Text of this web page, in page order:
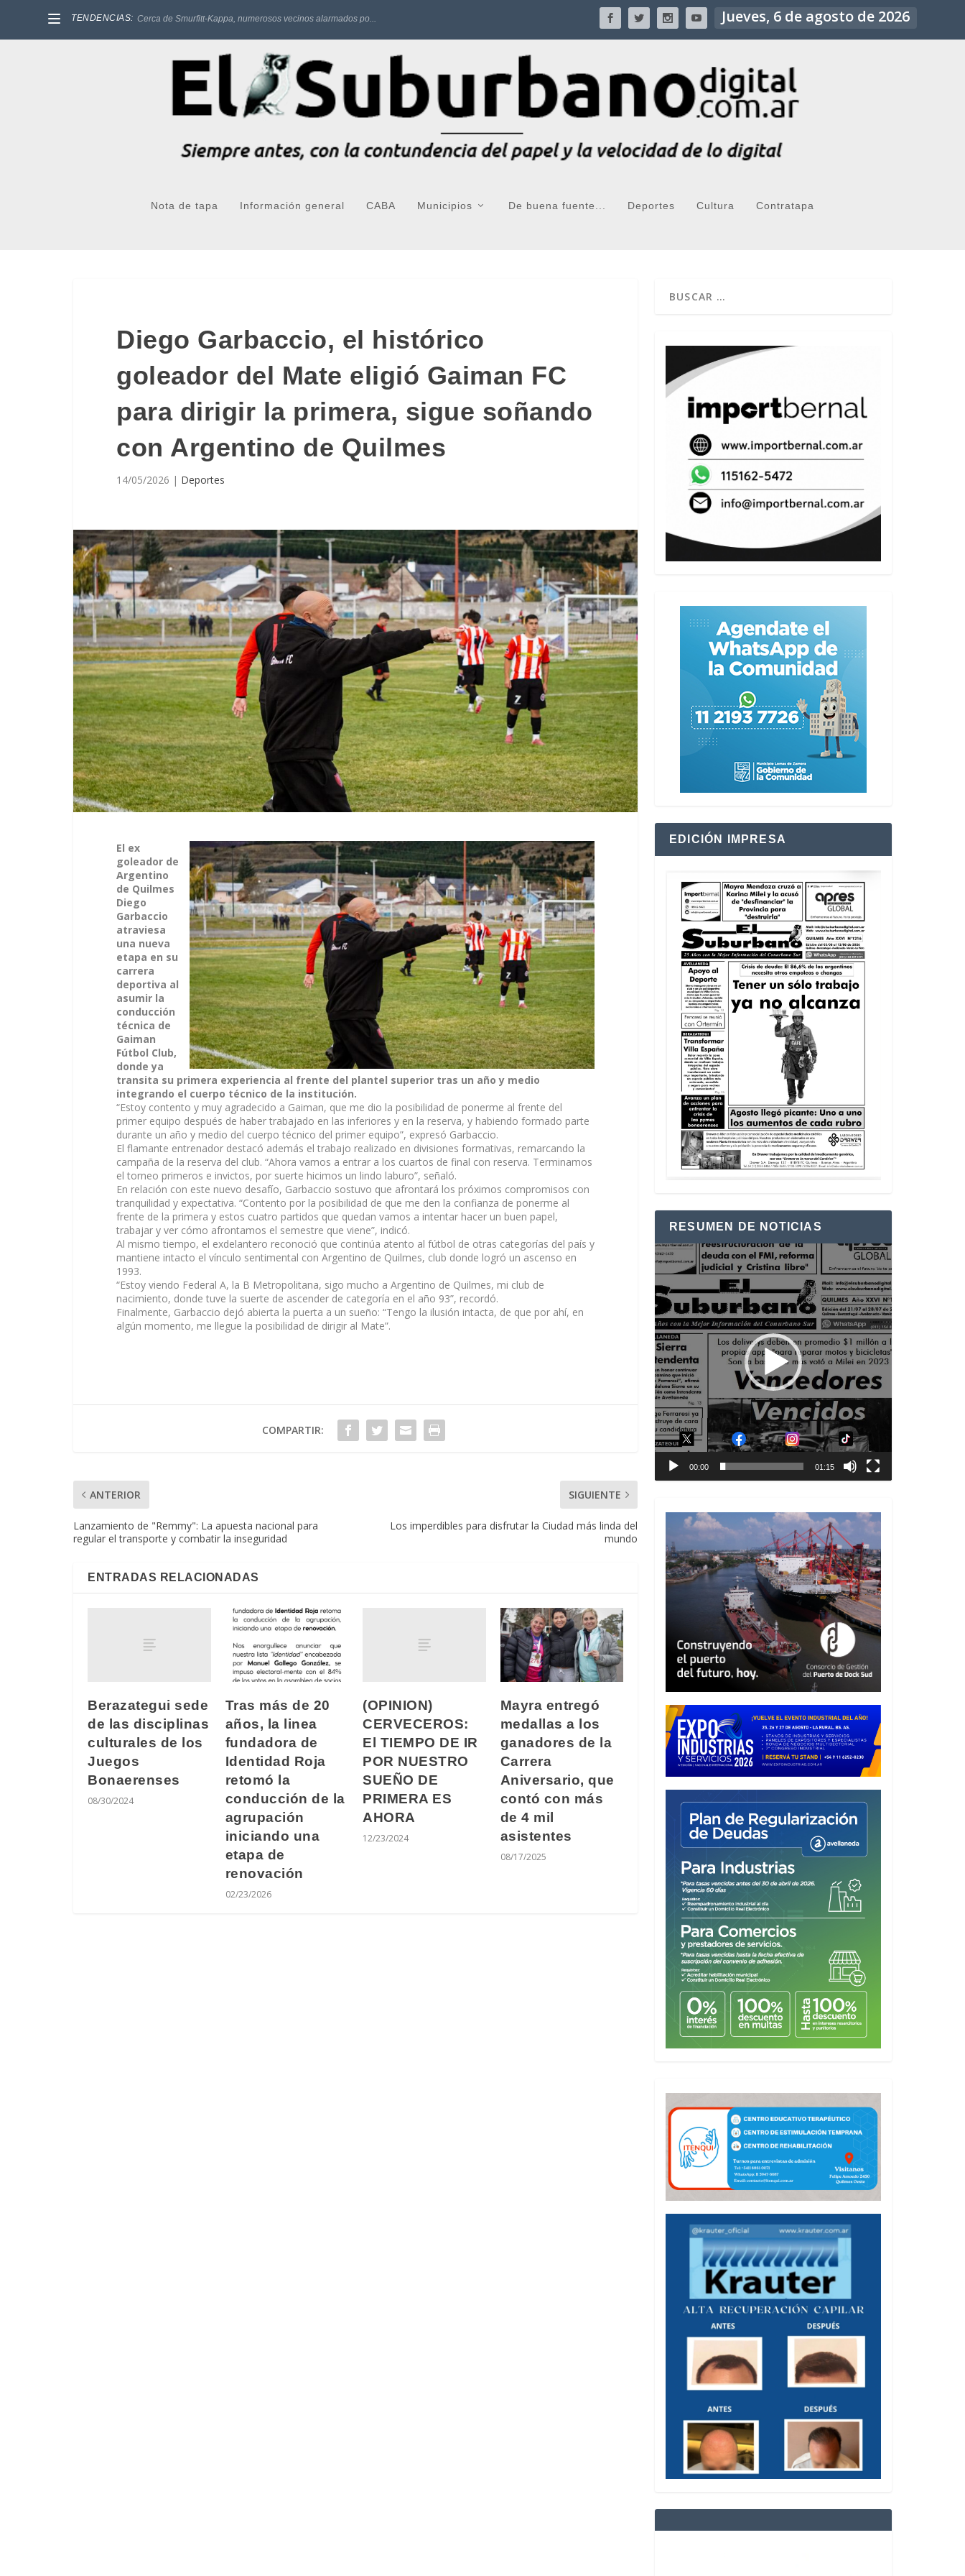
TENDENCIAS: Cerca de Smurfitt-Kappa, numerosos vecinos alarmados po... Jueves, 6 de agosto de 2026
Nota de tapa Información general CABA Municipios De buena fuente... Deportes Cultura Contratapa
Diego Garbaccio, el histórico
goleador del Mate eligió Gaiman FC
para dirigir la primera, sigue soñando
con Argentino de Quilmes
14/05/2026 | Deportes
El ex
goleador de
Argentino
de Quilmes
Diego
Garbaccio
atraviesa
una nueva
etapa en su
carrera
deportiva al
asumir la
conducción
técnica de
Gaiman
Fútbol Club,
donde ya
transita su primera experiencia al frente del plantel superior tras un año y medio
integrando el cuerpo técnico de la institución.
“Estoy contento y muy agradecido a Gaiman, que me dio la posibilidad de ponerme al frente del
primer equipo después de haber trabajado en las inferiores y en la reserva, y habiendo formado parte
durante un año y medio del cuerpo técnico del primer equipo”, expresó Garbaccio.
El flamante entrenador destacó además el trabajo realizado en divisiones formativas, remarcando la
campaña de la reserva del club. “Ahora vamos a entrar a los cuartos de final con reserva. Terminamos
el torneo primeros e invictos, por suerte hicimos un lindo laburo”, señaló.
En relación con este nuevo desafío, Garbaccio sostuvo que afrontará los próximos compromisos con
tranquilidad y expectativa. “Contento por la posibilidad de que me den la confianza de ponerme al
frente de la primera y estos cuatro partidos que quedan vamos a intentar hacer un buen papel,
trabajar y ver cómo afrontamos el semestre que viene”, indicó.
Al mismo tiempo, el exdelantero reconoció que continúa atento al fútbol de otras categorías del país y
mantiene intacto el vínculo sentimental con Argentino de Quilmes, club donde logró un ascenso en
1993.
“Estoy viendo Federal A, la B Metropolitana, sigo mucho a Argentino de Quilmes, mi club de
nacimiento, donde tuve la suerte de ascender de categoría en el año 93”, recordó.
Finalmente, Garbaccio dejó abierta la puerta a un sueño: “Tengo la ilusión intacta, de que por ahí, en
algún momento, me llegue la posibilidad de dirigir al Mate”.
COMPARTIR:
ANTERIOR
Lanzamiento de "Remmy": La apuesta nacional para
regular el transporte y combatir la inseguridad
SIGUIENTE
Los imperdibles para disfrutar la Ciudad más linda del
mundo
ENTRADAS RELACIONADAS
Berazategui sede
de las disciplinas
culturales de los
Juegos
Bonaerenses
08/30/2024
Tras más de 20
años, la linea
fundadora de
Identidad Roja
retomó la
conducción de la
agrupación
iniciando una
etapa de
renovación
02/23/2026
(OPINION)
CERVECEROS:
El TIEMPO DE IR
POR NUESTRO
SUEÑO DE
PRIMERA ES
AHORA
12/23/2024
Mayra entregó
medallas a los
ganadores de la
Carrera
Aniversario, que
contó con más
de 4 mil
asistentes
08/17/2025
EDICIÓN IMPRESA
RESUMEN DE NOTICIAS
Reproductor
de
vídeo
00:00 01:15